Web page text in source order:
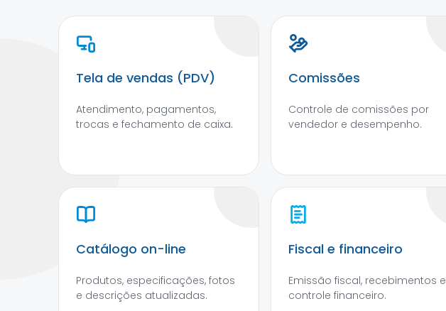
Tela de vendas (PDV)
Atendimento, pagamentos,
trocas e fechamento de caixa.
Comissões
Controle de comissões por
vendedor e desempenho.
Catálogo on-line
Produtos, especificações, fotos
e descrições atualizadas.
Fiscal e financeiro
Emissão fiscal, recebimentos e
controle financeiro.